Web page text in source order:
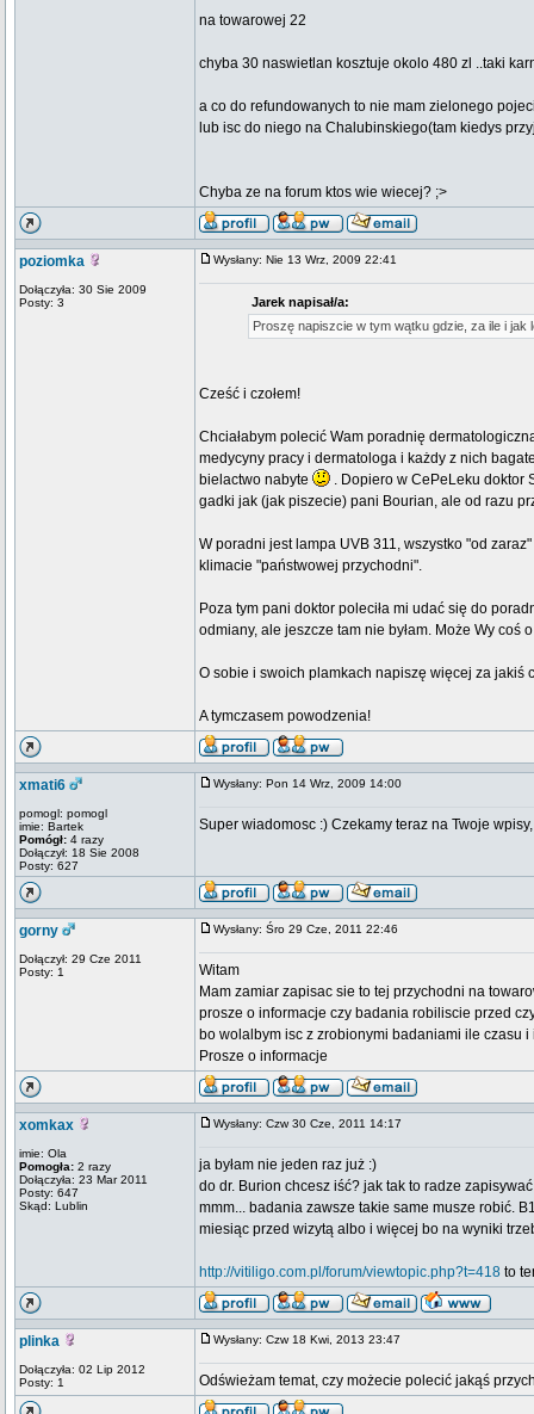
na towarowej 22
chyba 30 naswietlan kosztuje okolo 480 zl ..taki
a co do refundowanych to nie mam zielonego
lub isc do niego na Chalubinskiego(tam kiedys
Chyba ze na forum ktos wie wiecej? ;>
poziomka
Dołączyła: 30 Sie 2009
Posty: 3
Wysłany: Nie 13 Wrz, 2009 22:41
Jarek napisał/a:
Proszę napiszcie w tym wątku gdzie, za ile i
Cześć i czołem!
Chciałabym polecić Wam poradnię
medycyny pracy i dermatologa i każdy z nich
bielactwo nabyte
. Dopiero w CePeLeku doktor
gadki jak (jak piszecie) pani Bourian, ale od razu
W poradni jest lampa UVB 311, wszystko "od
klimacie "państwowej przychodni".
Poza tym pani doktor poleciła mi udać się do
odmiany, ale jeszcze tam nie byłam. Może Wy coś
O sobie i swoich plamkach napiszę więcej za jakiś
A tymczasem powodzenia!
xmati6
pomogl: pomogl
imie: Bartek
Pomógł: 4 razy
Dołączył: 18 Sie 2008
Posty: 627
Wysłany: Pon 14 Wrz, 2009 14:00
Super wiadomosc :) Czekamy teraz na Twoje
gorny
Dołączył: 29 Cze 2011
Posty: 1
Wysłany: Śro 29 Cze, 2011 22:46
Witam
Mam zamiar zapisac sie to tej przychodni na
prosze o informacje czy badania robiliscie przed
bo wolalbym isc z zrobionymi badaniami ile czasu i
Prosze o informacje
xomkax
imie: Ola
Pomogła: 2 razy
Dołączyła: 23 Mar 2011
Posty: 647
Skąd: Lublin
Wysłany: Czw 30 Cze, 2011 14:17
ja byłam nie jeden raz już :)
do dr. Burion chcesz iść? jak tak to radze
mmm... badania zawsze takie same musze robić.
miesiąc przed wizytą albo i więcej bo na wyniki
http://vitiligo.com.pl/forum/viewtopic.php?t=418 to
plinka
Dołączyła: 02 Lip 2012
Posty: 1
Wysłany: Czw 18 Kwi, 2013 23:47
Odświeżam temat, czy możecie polecić jakąś